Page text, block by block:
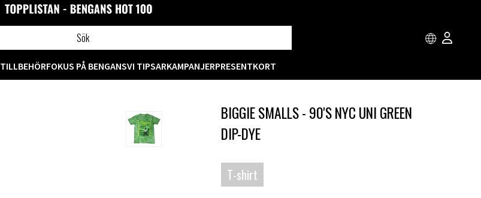
TILLBEHÖRFOKUS PÅ BENGANSVI TIPSARKAMPANJERPRESENTKORT
BIGGIE SMALLS - 90'S NYC UNI GREEN
DIP-DYE
T-shirt